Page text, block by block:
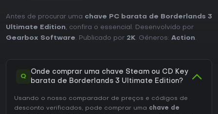
Antes de procurar uma chave PC barata de Borderlands 3
Ultimate Edition, confira o essencial. Desenvolvido por
Gearbox Software. Publicado por 2K. Géneros: Action.
Q
Onde comprar uma chave Steam ou CD Key
barata de Borderlands 3 Ultimate Edition?
Usando o nosso comparador de preços e códigos de
desconto verificados, pode comprar uma chave de